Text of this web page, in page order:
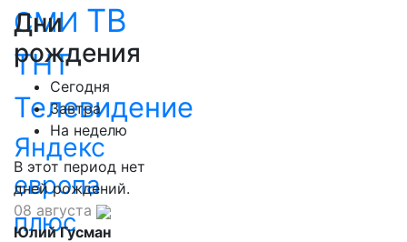
СМИ ТВ
ТНТ
Телевидение
Яндекс
европа
плюс
Дни
рождения
Сегодня
Завтра
На неделю
В этот период нет
дней рождений.
08 августа
Юлий Гусман